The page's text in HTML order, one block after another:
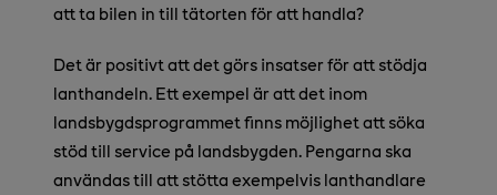
att ta bilen in till tätorten för att handla?
Det är positivt att det görs insatser för att stödja
lanthandeln. Ett exempel är att det inom
landsbygdsprogrammet finns möjlighet att söka
stöd till service på landsbygden. Pengarna ska
användas till att stötta exempelvis lanthandlare